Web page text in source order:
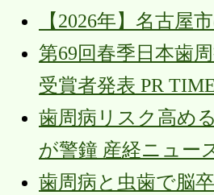
【2026年】名古
第69回春季日本歯
受賞者発表 PR
歯周病リスク高め
が警鐘 産経ニュー
歯周病と虫歯で脳